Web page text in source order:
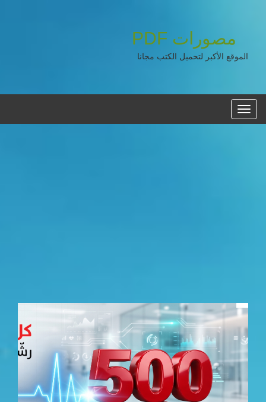
مصورات PDF
الموقع الأكبر لتحميل الكتب مجانا
القائمه
الرئيسية